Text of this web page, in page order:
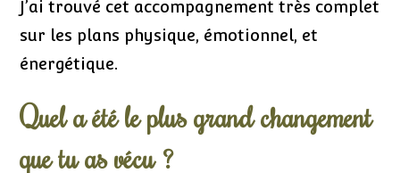
J’ai trouvé cet accompagnement très complet
sur les plans physique, émotionnel, et
énergétique.
Quel a été le plus grand changement
que tu as vécu ?